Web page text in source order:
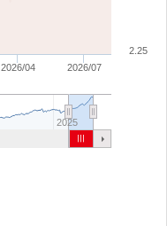
2026/07
2026/04
2025
2.25